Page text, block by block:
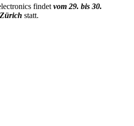
findet vom 29. bis 30.
statt.